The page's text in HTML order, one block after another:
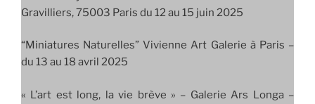
Gravilliers, 75003 Paris du 12 au 15 juin 2025
“Miniatures Naturelles” Vivienne Art Galerie à Paris –
du 13 au 18 avril 2025
« L’art est long, la vie brève » – Galerie Ars Longa –